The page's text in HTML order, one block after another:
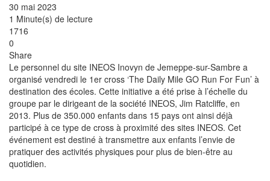
30 mai 2023
1 Minute(s) de lecture
1716
0
Share
Le personnel du site INEOS Inovyn de Jemeppe-sur-Sambre a
organisé vendredi le 1er cross ‘The Daily Mile GO Run For Fun’ à
destination des écoles. Cette initiative a été prise à l’échelle du
groupe par le dirigeant de la société INEOS, Jim Ratcliffe, en
2013. Plus de 350.000 enfants dans 15 pays ont ainsi déjà
participé à ce type de cross à proximité des sites INEOS. Cet
événement est destiné à transmettre aux enfants l’envie de
pratiquer des activités physiques pour plus de bien-être au
quotidien.